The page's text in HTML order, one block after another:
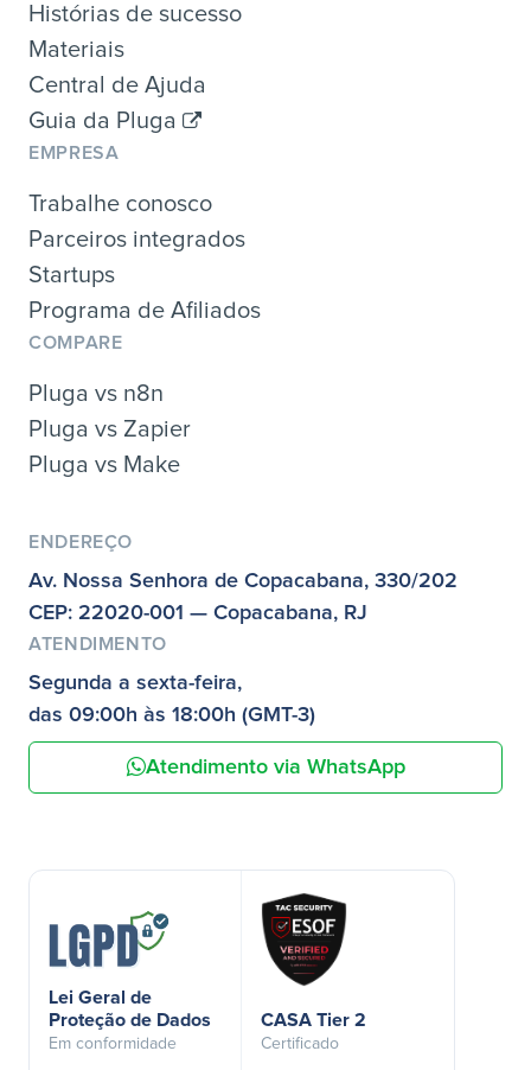
Histórias de sucesso
Materiais
Central de Ajuda
Guia da Pluga
EMPRESA
Trabalhe conosco
Parceiros integrados
Startups
Programa de Afiliados
COMPARE
Pluga vs n8n
Pluga vs Zapier
Pluga vs Make
ENDEREÇO
Av. Nossa Senhora de Copacabana, 330/202
CEP: 22020-001 — Copacabana, RJ
ATENDIMENTO
Segunda a sexta-feira,
das 09:00h às 18:00h (GMT-3)
Atendimento via WhatsApp
Lei Geral de
Proteção de Dados
Em conformidade
CASA Tier 2
Certificado